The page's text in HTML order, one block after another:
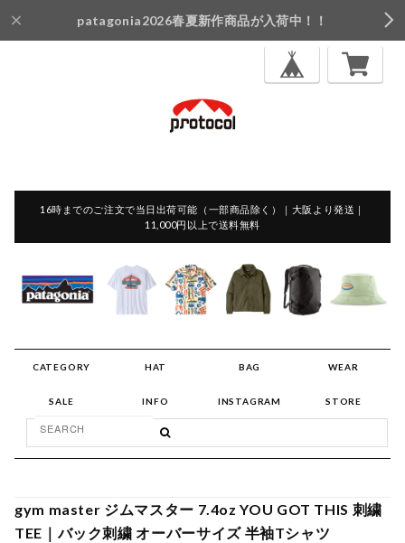
patagonia2026春夏新作商品が入荷中！！
16時までのご注文で当日出荷可能（一部商品除く）｜大阪より発送｜
11,000円以上で送料無料
CATEGORY HAT BAG WEAR
SALE INFO INSTAGRAM STORE
gym master ジムマスター 7.4oz YOU GOT THIS 刺繍
TEE｜バック刺繍 オーバーサイズ 半袖Tシャツ